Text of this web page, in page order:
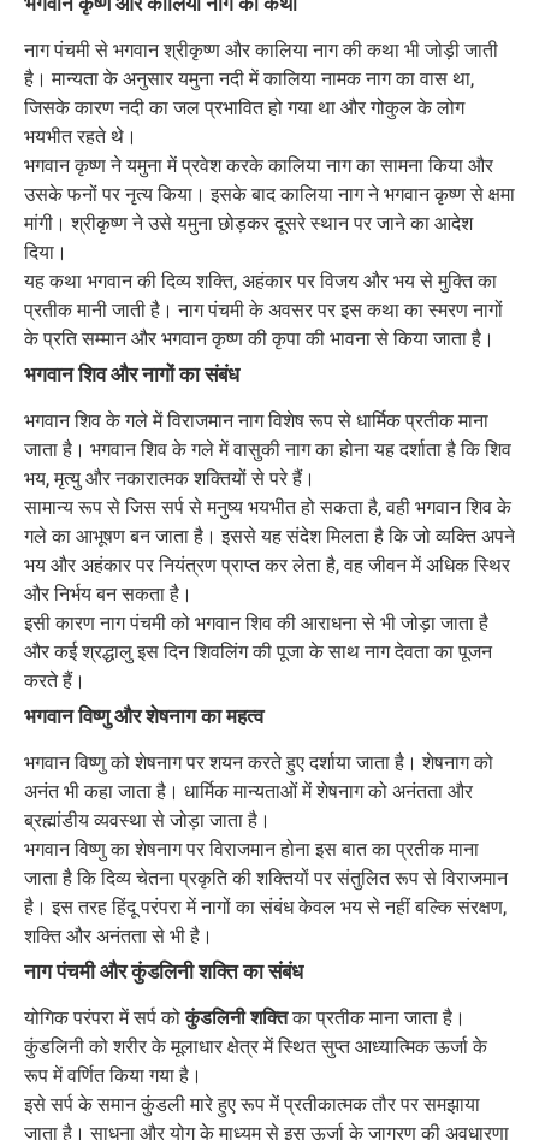
नाग पंचमी से भगवान श्रीकृष्ण और कालिया नाग की कथा भी जोड़ी जाती
है। मान्यता के अनुसार यमुना नदी में कालिया नामक नाग का वास था,
जिसके कारण नदी का जल प्रभावित हो गया था और गोकुल के लोग
भयभीत रहते थे।
भगवान कृष्ण ने यमुना में प्रवेश करके कालिया नाग का सामना किया और
उसके फनों पर नृत्य किया। इसके बाद कालिया नाग ने भगवान कृष्ण से क्षमा
मांगी। श्रीकृष्ण ने उसे यमुना छोड़कर दूसरे स्थान पर जाने का आदेश
दिया।
यह कथा भगवान की दिव्य शक्ति, अहंकार पर विजय और भय से मुक्ति का
प्रतीक मानी जाती है। नाग पंचमी के अवसर पर इस कथा का स्मरण नागों
के प्रति सम्मान और भगवान कृष्ण की कृपा की भावना से किया जाता है।
भगवान शिव और नागों का संबंध
भगवान शिव के गले में विराजमान नाग विशेष रूप से धार्मिक प्रतीक माना
जाता है। भगवान शिव के गले में वासुकी नाग का होना यह दर्शाता है कि शिव
भय, मृत्यु और नकारात्मक शक्तियों से परे हैं।
सामान्य रूप से जिस सर्प से मनुष्य भयभीत हो सकता है, वही भगवान शिव के
गले का आभूषण बन जाता है। इससे यह संदेश मिलता है कि जो व्यक्ति अपने
भय और अहंकार पर नियंत्रण प्राप्त कर लेता है, वह जीवन में अधिक स्थिर
और निर्भय बन सकता है।
इसी कारण नाग पंचमी को भगवान शिव की आराधना से भी जोड़ा जाता है
और कई श्रद्धालु इस दिन शिवलिंग की पूजा के साथ नाग देवता का पूजन
करते हैं।
भगवान विष्णु और शेषनाग का महत्व
भगवान विष्णु को शेषनाग पर शयन करते हुए दर्शाया जाता है। शेषनाग को
अनंत भी कहा जाता है। धार्मिक मान्यताओं में शेषनाग को अनंतता और
ब्रह्मांडीय व्यवस्था से जोड़ा जाता है।
भगवान विष्णु का शेषनाग पर विराजमान होना इस बात का प्रतीक माना
जाता है कि दिव्य चेतना प्रकृति की शक्तियों पर संतुलित रूप से विराजमान
है। इस तरह हिंदू परंपरा में नागों का संबंध केवल भय से नहीं बल्कि संरक्षण,
शक्ति और अनंतता से भी है।
नाग पंचमी और कुंडलिनी शक्ति का संबंध
योगिक परंपरा में सर्प कोकुंडलिनी शक्तिका प्रतीक माना जाता है।
कुंडलिनी को शरीर के मूलाधार क्षेत्र में स्थित सुप्त आध्यात्मिक ऊर्जा के
रूप में वर्णित किया गया है।
इसे सर्प के समान कुंडली मारे हुए रूप में प्रतीकात्मक तौर पर समझाया
जाता है। साधना और योग के माध्यम से इस ऊर्जा के जागरण की अवधारणा